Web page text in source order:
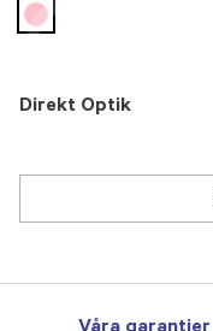
Direkt Optik
selected